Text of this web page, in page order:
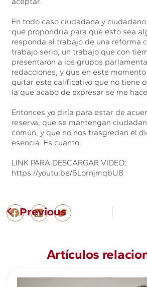
En todo caso ciudadana y ciudadano
que propondría para que esto sea
responda al trabajo de una reforma
trabajo serio, un trabajo que con
presentaron a los grupos
redacciones, y que en este
quitar este calificativo que no tiene
la que acabo de expresar se me
Entonces yo diría para estar de
reserva, que se mantengan
común, y que no nos trasgredan el
esencia. Es cuanto.
LINK PARA DESCARGAR VIDEO:
https://youtu.be/6LornjmqbU8
Previous
Artículos